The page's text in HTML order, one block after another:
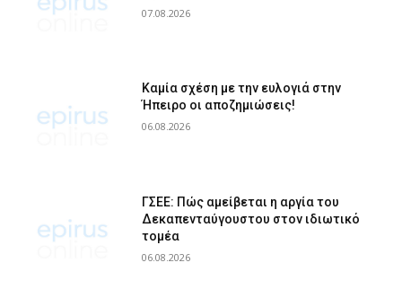
07.08.2026
Καμία σχέση με την ευλογιά στην
Ήπειρο οι αποζημιώσεις!
06.08.2026
ΓΣΕΕ: Πώς αμείβεται η αργία του
Δεκαπενταύγουστου στον ιδιωτικό
τομέα
06.08.2026